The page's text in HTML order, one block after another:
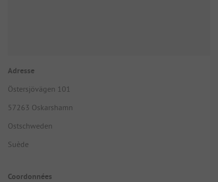
Adresse
Östersjövägen 101
57263 Oskarshamn
Ostschweden
Suède
Coordonnées